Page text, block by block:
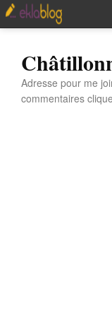
Adresse pour me
commentaires